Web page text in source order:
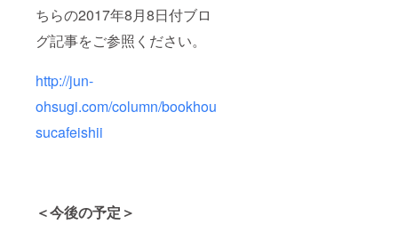
ちらの2017年8月8日付ブロ
グ記事をご参照ください。
http://jun-
ohsugi.com/column/bookhou
sucafeishii
＜今後の予定＞